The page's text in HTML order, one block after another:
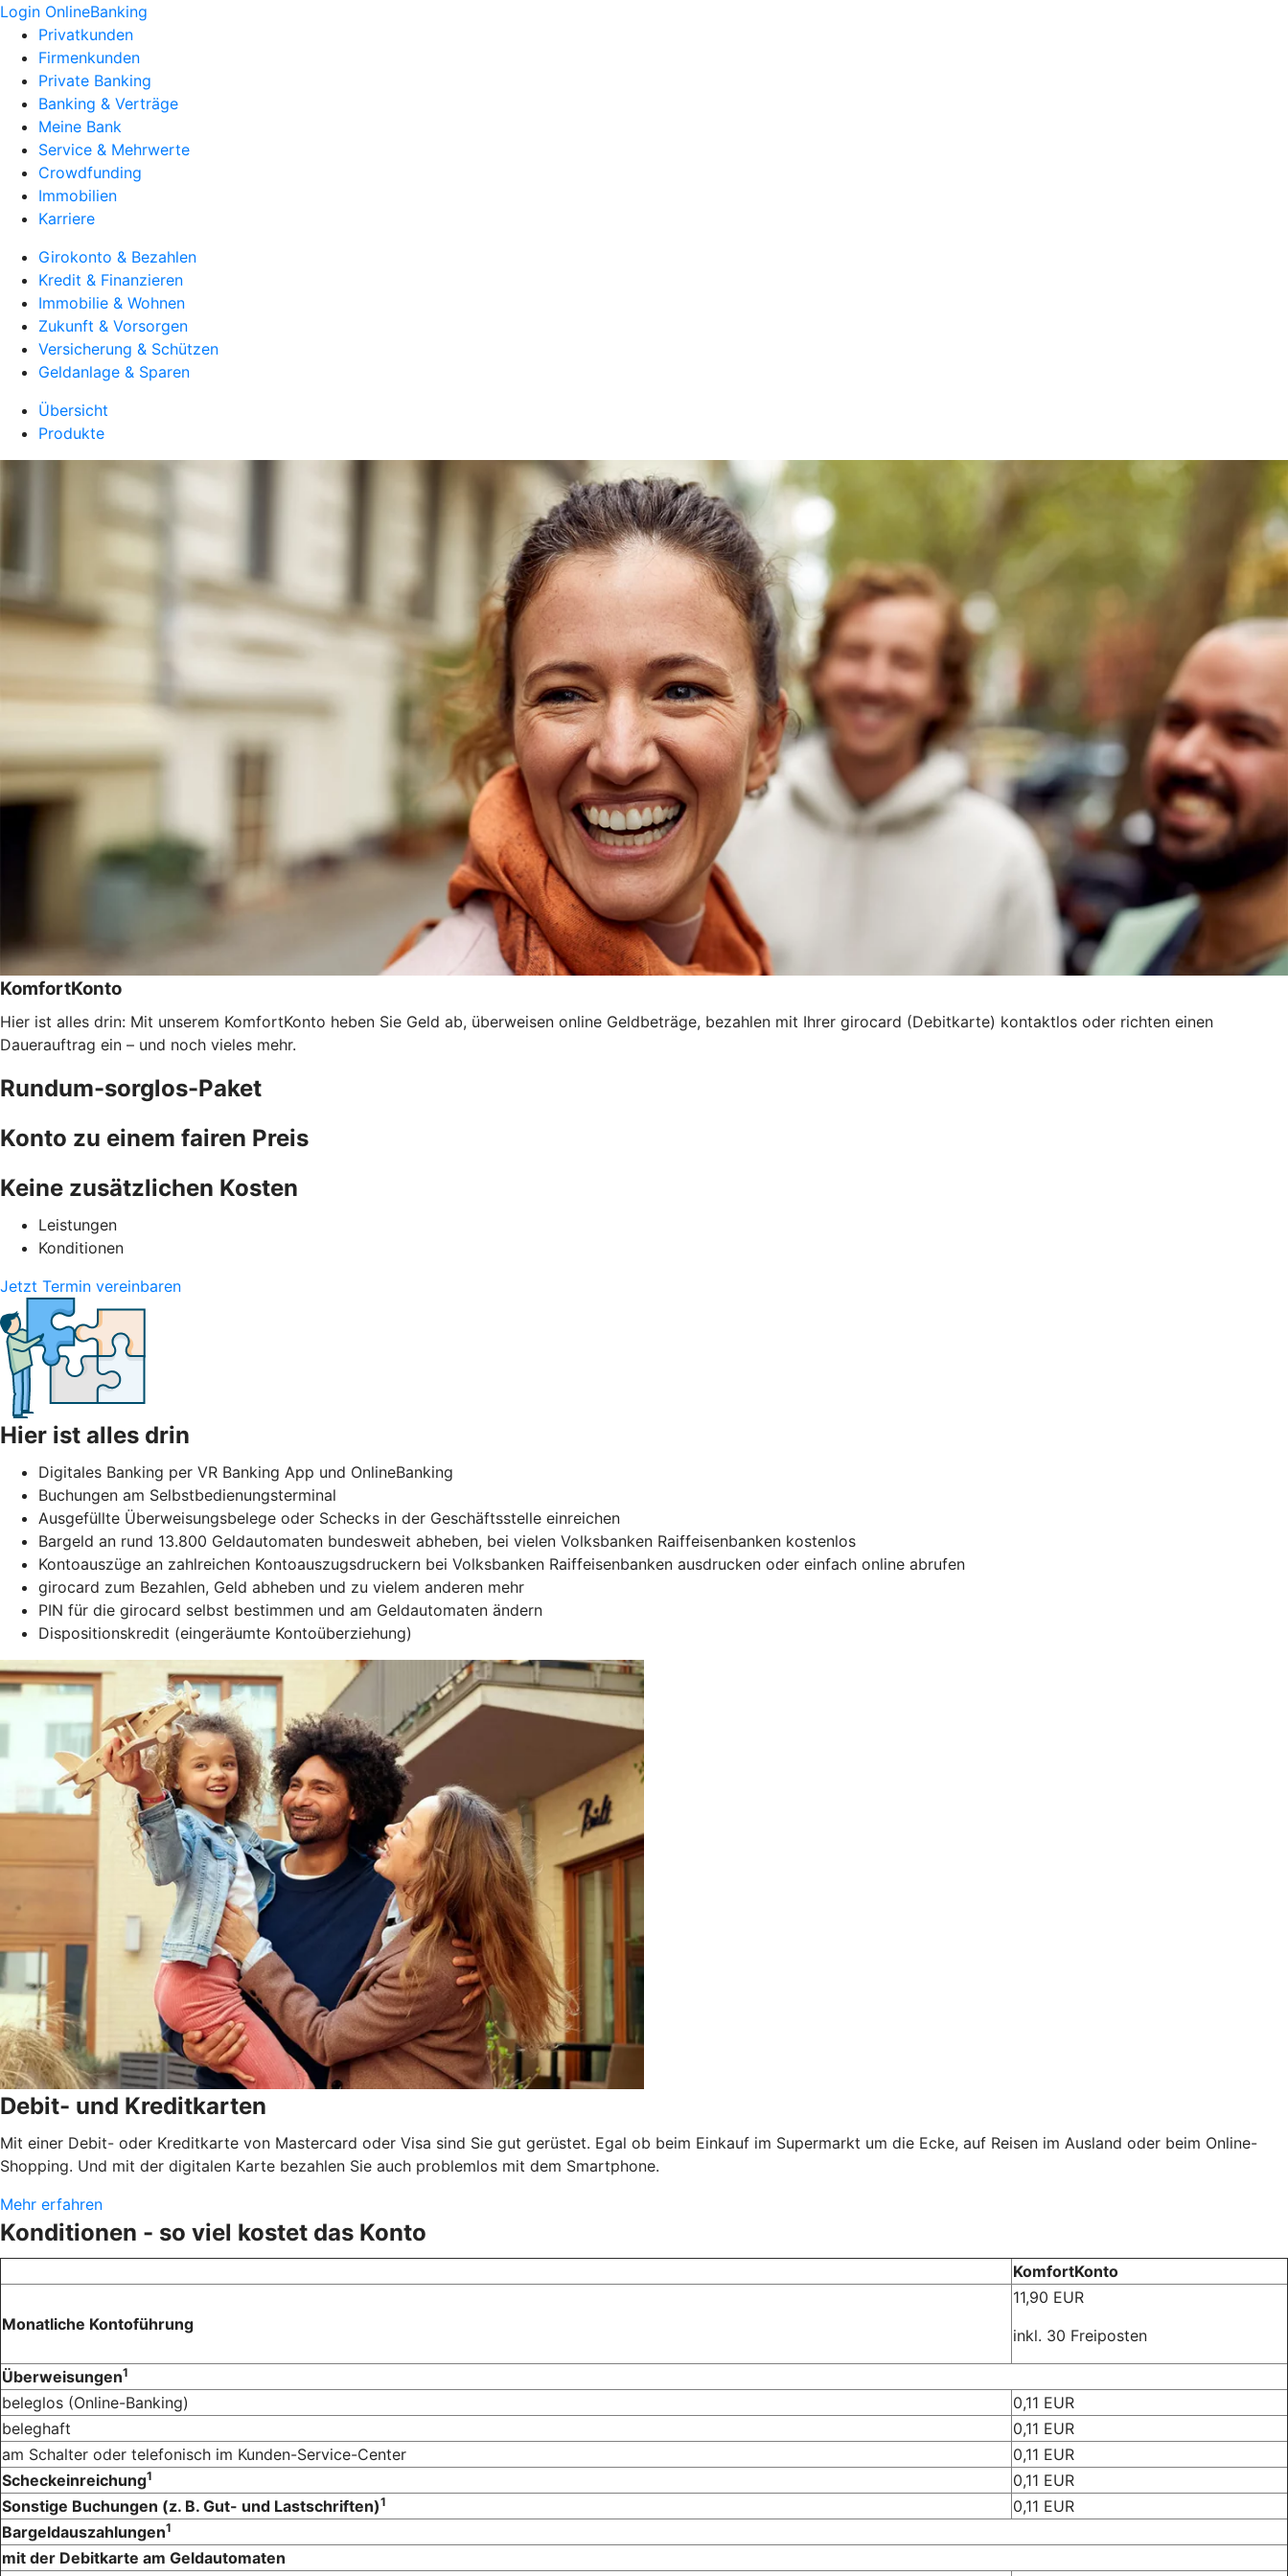
Login OnlineBanking
Privatkunden
Firmenkunden
Private Banking
Banking & Verträge
Meine Bank
Service & Mehrwerte
Crowdfunding
Immobilien
Karriere
Girokonto & Bezahlen
Kredit & Finanzieren
Immobilie & Wohnen
Zukunft & Vorsorgen
Versicherung & Schützen
Geldanlage & Sparen
Übersicht
Produkte
KomfortKonto
Hier ist alles drin: Mit unserem KomfortKonto heben Sie Geld ab, überweisen online Geldbeträge, bezahlen mit Ihrer girocard (Debitkarte) kontaktlos oder richten einen
Dauerauftrag ein – und noch vieles mehr.
Rundum-sorglos-Paket
Konto zu einem fairen Preis
Keine zusätzlichen Kosten
Leistungen
Konditionen
Jetzt Termin vereinbaren
Hier ist alles drin
Digitales Banking per VR Banking App und OnlineBanking
Buchungen am Selbstbedienungsterminal
Ausgefüllte Überweisungsbelege oder Schecks in der Geschäftsstelle einreichen
Bargeld an rund 13.800 Geldautomaten bundesweit abheben, bei vielen Volksbanken Raiffeisenbanken kostenlos
Kontoauszüge an zahlreichen Kontoauszugsdruckern bei Volksbanken Raiffeisenbanken ausdrucken oder einfach online abrufen
girocard zum Bezahlen, Geld abheben und zu vielem anderen mehr
PIN für die girocard selbst bestimmen und am Geldautomaten ändern
Dispositionskredit (eingeräumte Kontoüberziehung)
Debit- und Kreditkarten
Mit einer Debit- oder Kreditkarte von Mastercard oder Visa sind Sie gut gerüstet. Egal ob beim Einkauf im Supermarkt um die Ecke, auf Reisen im Ausland oder beim Online-
Shopping. Und mit der digitalen Karte bezahlen Sie auch problemlos mit dem Smartphone.
Mehr erfahren
Konditionen - so viel kostet das Konto
KomfortKonto
Monatliche Kontoführung
11,90 EUR
inkl. 30 Freiposten
Überweisungen1
beleglos (Online-Banking)
0,11 EUR
beleghaft
0,11 EUR
am Schalter oder telefonisch im Kunden-Service-Center
0,11 EUR
Scheckeinreichung1
0,11 EUR
Sonstige Buchungen (z. B. Gut- und Lastschriften)1
0,11 EUR
Bargeldauszahlungen1
mit der Debitkarte am Geldautomaten